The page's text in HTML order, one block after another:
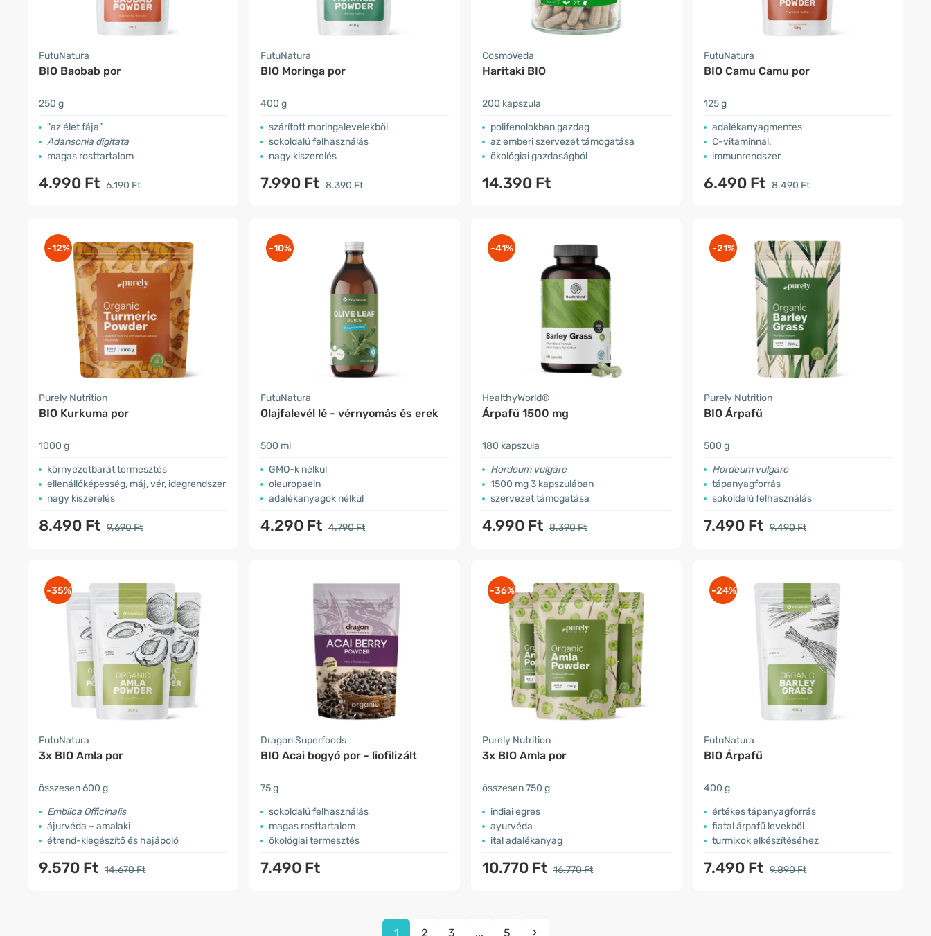
FutuNatura
BIO Baobab por
250 g
"az élet fája"
Adansonia digitata
magas rosttartalom
4.990 Ft 6.190 Ft
FutuNatura
BIO Moringa por
400 g
szárított moringalevelekből
sokoldalú felhasználás
nagy kiszerelés
7.990 Ft 8.390 Ft
CosmoVeda
Haritaki BIO
200 kapszula
polifenolokban gazdag
az emberi szervezet támogatása
ökológiai gazdaságból
14.390 Ft
FutuNatura
BIO Camu Camu por
125 g
adalékanyagmentes
C-vitaminnal.
immunrendszer
6.490 Ft 8.490 Ft
-12%
Purely Nutrition
BIO Kurkuma por
1000 g
környezetbarát termesztés
ellenállóképesség, máj, vér, idegrendszer
nagy kiszerelés
8.490 Ft 9.690 Ft
-10%
FutuNatura
Olajfalevél lé - vérnyomás és erek
500 ml
GMO-k nélkül
​oleuropaein
adalékanyagok nélkül
4.290 Ft 4.790 Ft
-41%
HealthyWorld®
Árpafű 1500 mg
180 kapszula
Hordeum vulgare
1500 mg 3 kapszulában
szervezet támogatása
4.990 Ft 8.390 Ft
-21%
Purely Nutrition
BIO Árpafű
500 g
Hordeum vulgare
tápanyagforrás
sokoldalú felhasználás
7.490 Ft 9.490 Ft
-35%
FutuNatura
3x BIO Amla por
összesen 600 g
Emblica Officinalis
ájurvéda – amalaki
étrend-kiegészítő és hajápoló
9.570 Ft 14.670 Ft
Dragon Superfoods
BIO Acai bogyó por - liofilizált
75 g
sokoldalú felhasználás
magas rosttartalom
ökológiai termesztés
7.490 Ft
-36%
Purely Nutrition
3x BIO Amla por
összesen 750 g
indiai egres
ayurvéda
ital adalékanyag
10.770 Ft 16.770 Ft
-24%
FutuNatura
BIO Árpafű
400 g
értékes tápanyagforrás
fiatal árpafű levekből
turmixok elkészítéséhez
7.490 Ft 9.890 Ft
1 2 3 ... 5